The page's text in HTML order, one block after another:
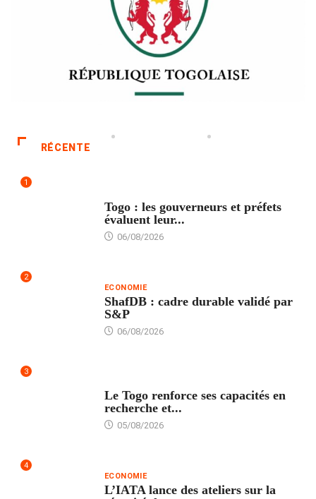
RÉCENTE
1
Togo : les gouverneurs et préfets
évaluent leur...
06/08/2026
2
ECONOMIE
ShafDB : cadre durable validé par
S&P
06/08/2026
3
Le Togo renforce ses capacités en
recherche et...
05/08/2026
4
ECONOMIE
L’IATA lance des ateliers sur la